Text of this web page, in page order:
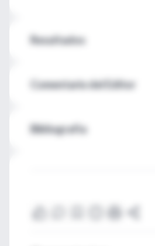
Resultados
Comentario del Editor
Bibliografía